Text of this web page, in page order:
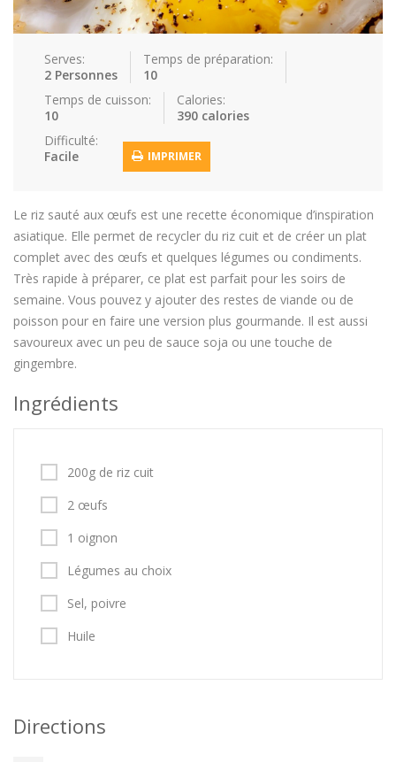
Nous contacter
Connexion / Inscription
Serves:
2 Personnes
Temps de préparation:
10
Temps de cuisson:
10
Calories:
390 calories
Difficulté:
Facile
IMPRIMER
Le riz sauté aux œufs est une recette économique d’inspiration
asiatique. Elle permet de recycler du riz cuit et de créer un plat
complet avec des œufs et quelques légumes ou condiments.
Très rapide à préparer, ce plat est parfait pour les soirs de
semaine. Vous pouvez y ajouter des restes de viande ou de
poisson pour en faire une version plus gourmande. Il est aussi
savoureux avec un peu de sauce soja ou une touche de
gingembre.
Ingrédients
200g de riz cuit
2 œufs
1 oignon
Légumes au choix
Sel, poivre
Huile
Directions